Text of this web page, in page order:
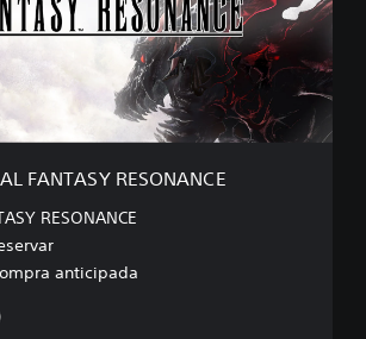
FANTASY RESONANCE
RESONANCE
anticipada